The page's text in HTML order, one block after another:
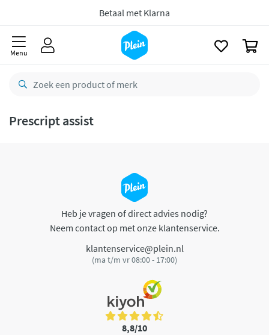
Betaal met Klarna
Menu
Prescript assist
Heb je vragen of direct advies nodig?
Neem contact op met onze klantenservice.
klantenservice@plein.nl
(ma t/m vr 08:00 - 17:00)
8,8/10